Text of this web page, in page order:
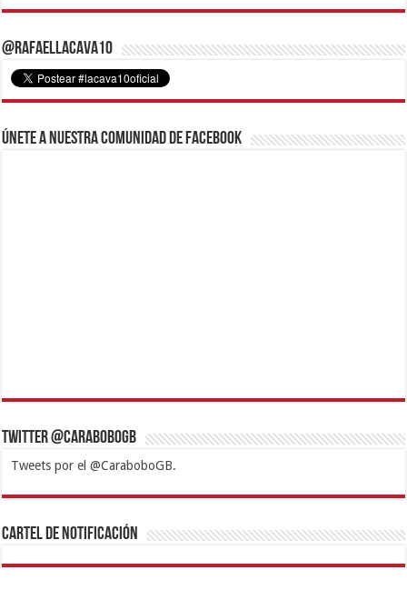
@RafaelLacava10
Únete a nuestra comunidad de Facebook
Twitter @CaraboboGB
Tweets por el @CaraboboGB.
1xbetBetturkeyBetistKralbetSupertotobetTipobetMatadorbetMariobet
https://mvbcasino.com/
Cartel de Notificación